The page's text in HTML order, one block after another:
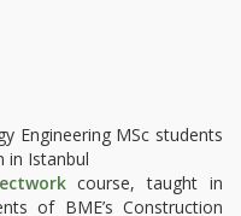
Engineering MSc students
in Istanbul
course, taught in
of BME’s Construction